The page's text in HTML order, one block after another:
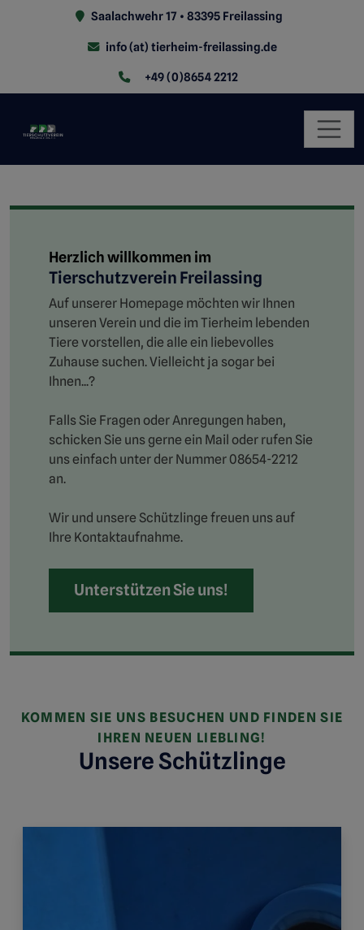
Saalachwehr 17 • 83395 Freilassing
info (at) tierheim-freilassing.de
+49 (0)8654 2212
Herzlich willkommen im
Tierschutzverein Freilassing
Auf unserer Homepage möchten wir Ihnen
unseren Verein und die im Tierheim lebenden
Tiere vorstellen, die alle ein liebevolles
Zuhause suchen. Vielleicht ja sogar bei
Ihnen...?
Falls Sie Fragen oder Anregungen haben,
schicken Sie uns gerne ein Mail oder rufen Sie
uns einfach unter der Nummer 08654-2212
an.
Wir und unsere Schützlinge freuen uns auf
Ihre Kontaktaufnahme.
Unterstützen Sie uns!
KOMMEN SIE UNS BESUCHEN UND FINDEN SIE
IHREN NEUEN LIEBLING!
Unsere Schützlinge